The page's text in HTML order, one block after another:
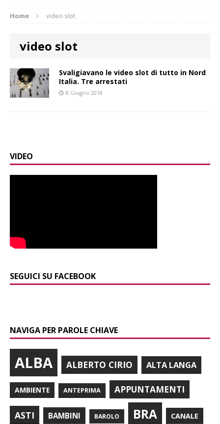
Home video slot
video slot
Svaligiavano le video slot di tutto in Nord
Italia. Tre arrestati
8 Giugno 2018
VIDEO
SEGUICI SU FACEBOOK
NAVIGA PER PAROLE CHIAVE
ALBA ALBERTO CIRIO ALTA LANGA
AMBIENTE ANTEPRIMA APPUNTAMENTI
ASTI BAMBINI BAROLO BRA CANALE